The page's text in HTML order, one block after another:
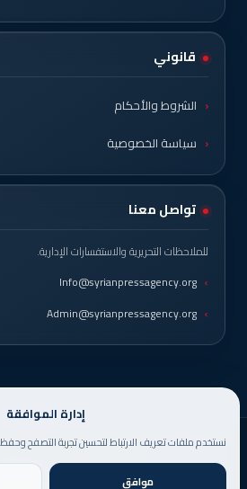
إدارة الموافقة
نستخدم ملفات تعريف الارتباط لتحسين تجربة التصفح
موافق
قانوني
الشروط والأحكام
سياسة الخصوصية
تواصل معنا
للملاحظات التحريرية والاستفسارات الإدارية.
Info@syrianpressagency.org
Admin@syrianpressagency.org
© حقوق النشر 2026، جميع الحقوق محفوظة
صُمم من قبل